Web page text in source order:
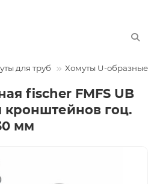
для труб Хомуты U-образные
fischer FMFS UB
кронштейнов гоц.
мм